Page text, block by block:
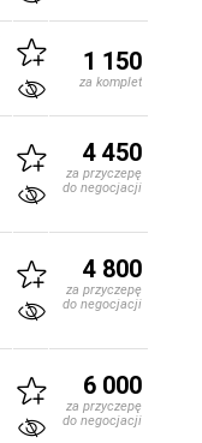
1 150
za komplet
4 450
za przyczepę
do negocjacji
4 800
za przyczepę
do negocjacji
6 000
za przyczepę
do negocjacji